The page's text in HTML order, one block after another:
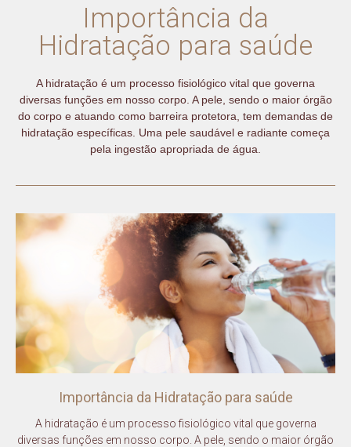
Importância da
Hidratação para saúde
A hidratação é um processo fisiológico vital que governa
diversas funções em nosso corpo. A pele, sendo o maior órgão
do corpo e atuando como barreira protetora, tem demandas de
hidratação específicas. Uma pele saudável e radiante começa
pela ingestão apropriada de água.
Importância da Hidratação para saúde
A hidratação é um processo fisiológico vital que governa
diversas funções em nosso corpo. A pele, sendo o maior órgão